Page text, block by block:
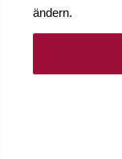
ändern.